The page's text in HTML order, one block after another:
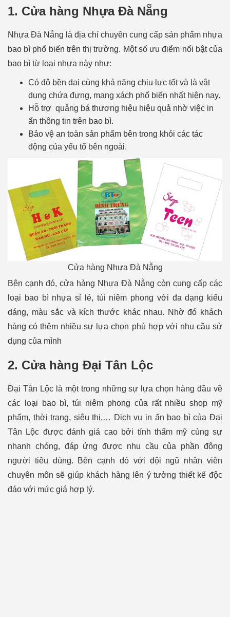
1. Cửa hàng Nhựa Đà Nẵng
Nhựa Đà Nẵng là địa chỉ chuyên cung cấp sản phẩm nhựa
bao bì phổ biến trên thị trường. Một số ưu điểm nổi bật của
bao bì từ loại nhựa này như:
Có độ bền dai cùng khả năng chịu lực tốt và là vật
dụng chứa đựng, mang xách phổ biến nhất hiện nay.
Hỗ trợ quảng bá thương hiệu hiệu quả nhờ việc in
ấn thông tin trên bao bì.
Bảo vệ an toàn sản phẩm bên trong khỏi các tác
động của yếu tố bên ngoài.
Cửa hàng Nhựa Đà Nẵng
Bên cạnh đó, cửa hàng Nhựa Đà Nẵng còn cung cấp các
loại bao bì nhựa sỉ lẻ, túi niêm phong với đa dạng kiểu
dáng, màu sắc và kích thước khác nhau. Nhờ đó khách
hàng có thêm nhiều sự lựa chọn phù hợp với nhu cầu sử
dụng của mình
2. Cửa hàng Đại Tân Lộc
Đại Tân Lộc là một trong những sự lựa chọn hàng đầu về
các loại bao bì, túi niêm phong của rất nhiều shop mỹ
phẩm, thời trang, siêu thị,… Dịch vụ in ấn bao bì của Đại
Tân Lộc được đánh giá cao bởi tính thẩm mỹ cùng sự
nhanh chóng, đáp ứng được nhu cầu của phần đông
người tiêu dùng. Bên cạnh đó với đội ngũ nhân viên
chuyên môn sẽ giúp khách hàng lên ý tưởng thiết kế độc
đáo với mức giá hợp lý.